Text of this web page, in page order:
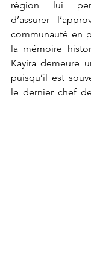
région lui
d’assurer
communauté en
la mémoire
Kayira demeure
puisqu’il est
le dernier chef